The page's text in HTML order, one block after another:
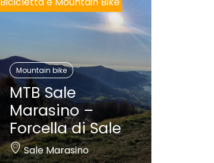
Mountain bike
MTB Sale
Marasino –
Forcella di Sale
Sale Marasino